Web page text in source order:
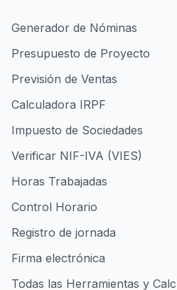
Generador de Nóminas
Presupuesto de Proyecto
Previsión de Ventas
Calculadora IRPF
Impuesto de Sociedades
Verificar NIF-IVA (VIES)
Horas Trabajadas
Control Horario
Registro de jornada
Firma electrónica
Todas las Herramientas y